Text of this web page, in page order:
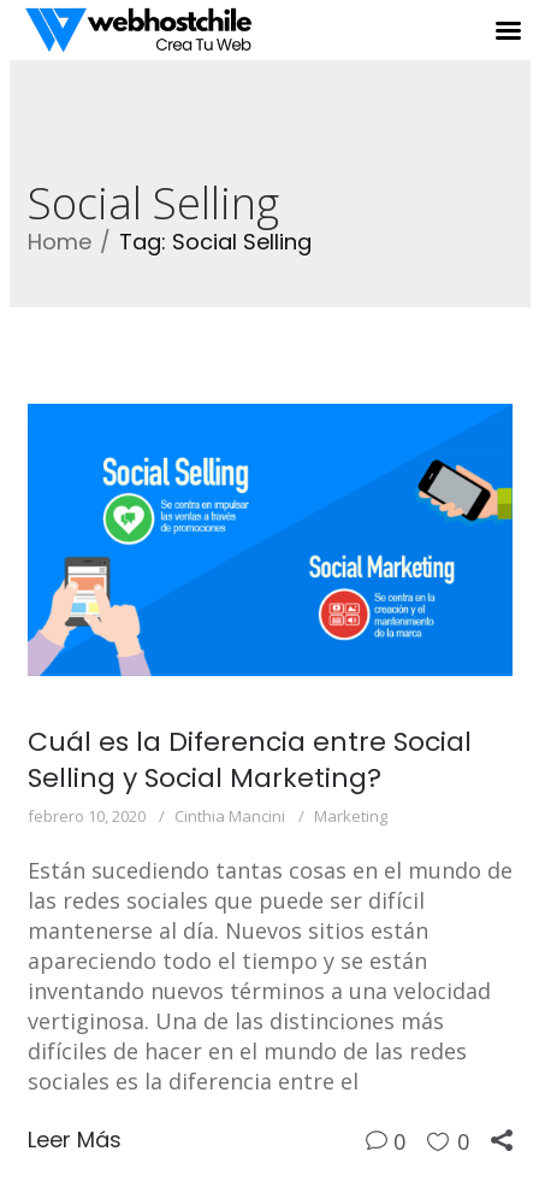
Social Selling
Home Tag: Social Selling
Cuál es la Diferencia entre Social
Selling y Social Marketing?
febrero 10, 2020 Cinthia Mancini Marketing
Están sucediendo tantas cosas en el mundo de
las redes sociales que puede ser difícil
mantenerse al día. Nuevos sitios están
apareciendo todo el tiempo y se están
inventando nuevos términos a una velocidad
vertiginosa. Una de las distinciones más
difíciles de hacer en el mundo de las redes
sociales es la diferencia entre el
Leer Más 0 0